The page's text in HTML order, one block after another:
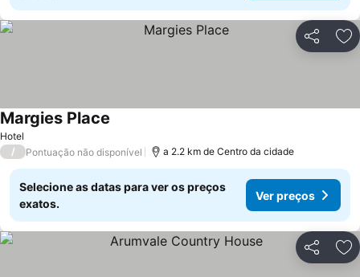
Partilhar
Hotel
Margies Place
/ Pontuação não disponível a 2.2 km de Centro da cidade
Selecione as datas para ver os preços
exatos.
Ver preços
Partilhar